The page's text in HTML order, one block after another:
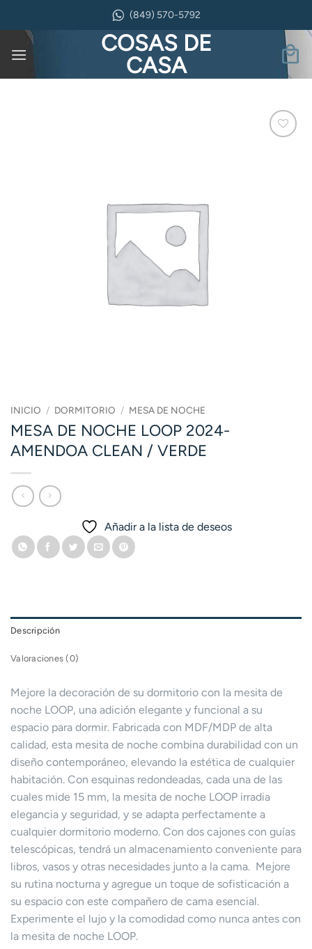
contenido
(849) 570-5792
COSAS DE
CASA
INICIO / DORMITORIO / MESA DE NOCHE
MESA DE NOCHE LOOP 2024-
AMENDOA CLEAN / VERDE
Añadir a la lista de deseos
Descripción
Valoraciones (0)
Mejore la decoración de su dormitorio con la mesita de
noche LOOP, una adición elegante y funcional a su
espacio para dormir. Fabricada con MDF/MDP de alta
calidad, esta mesita de noche combina durabilidad con un
diseño contemporáneo, elevando la estética de cualquier
habitación. Con esquinas redondeadas, cada una de las
cuales mide 15 mm, la mesita de noche LOOP irradia
elegancia y seguridad, y se adapta perfectamente a
cualquier dormitorio moderno. Con dos cajones con guías
telescópicas, tendrá un almacenamiento conveniente para
libros, vasos y otras necesidades junto a la cama. Mejore
su rutina nocturna y agregue un toque de sofisticación a
su espacio con este compañero de cama esencial.
Experimente el lujo y la comodidad como nunca antes con
la mesita de noche LOOP.